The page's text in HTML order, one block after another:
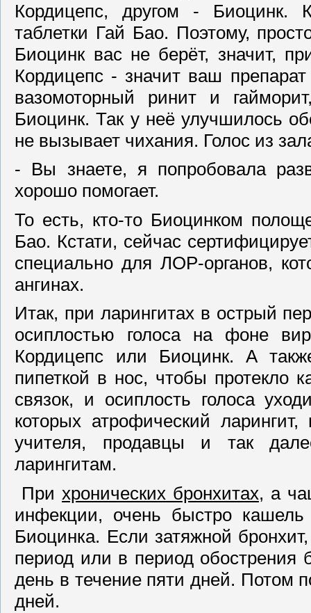
Кордицепс, другом - Биоцинк.
таблетки Гай Бао. Поэтому,
Биоцинк вас не берёт, значит,
Кордицепс - значит ваш
вазомоторный ринит и
Биоцинк. Так у неё улучшилось
не вызывает чихания. Голос из
- Вы знаете, я попробовала
хорошо помогает.
То есть, кто-то Биоцинком
Бао. Кстати, сейчас
специально для ЛОР-органов,
ангинах.
Итак, при ларингитах в острый
осиплостью голоса на фоне
Кордицепс или Биоцинк. А
пипеткой в нос, чтобы протекло
связок, и осиплость голоса
которых атрофический
учителя, продавцы и так
ларингитам.
Прихронических бронхитах, а
инфекции, очень быстро
Биоцинка. Если затяжной
период или в период обострения
день в течение пяти дней. Потом
дней.